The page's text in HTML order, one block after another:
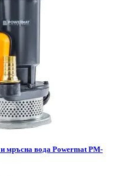
мръсна вода Powermat PM-